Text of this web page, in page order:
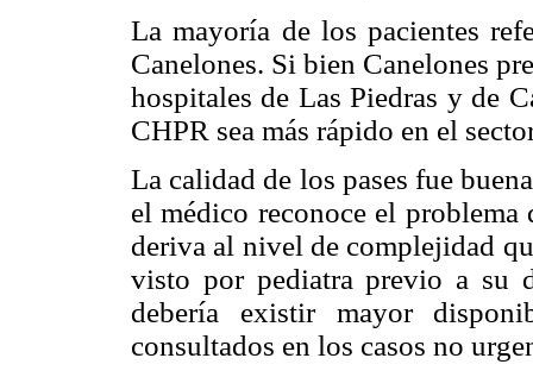
La mayoría de los pacientes
Canelones. Si bien Canelones
hospitales de Las Piedras y de
CHPR sea más rápido en el
La calidad de los pases fue
el médico reconoce el
deriva al nivel de complejidad
visto por pediatra previo a su
debería existir mayor
consultados en los casos no